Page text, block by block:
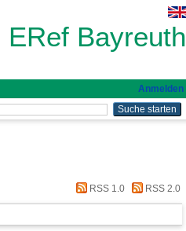
ERef Bayreuth
Anmelden
RSS 1.0 RSS 2.0